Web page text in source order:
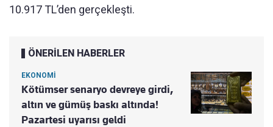
10.917 TL’den gerçekleşti.
ÖNERİLEN HABERLER
EKONOMİ
Kötümser senaryo devreye girdi,
altın ve gümüş baskı altında!
Pazartesi uyarısı geldi